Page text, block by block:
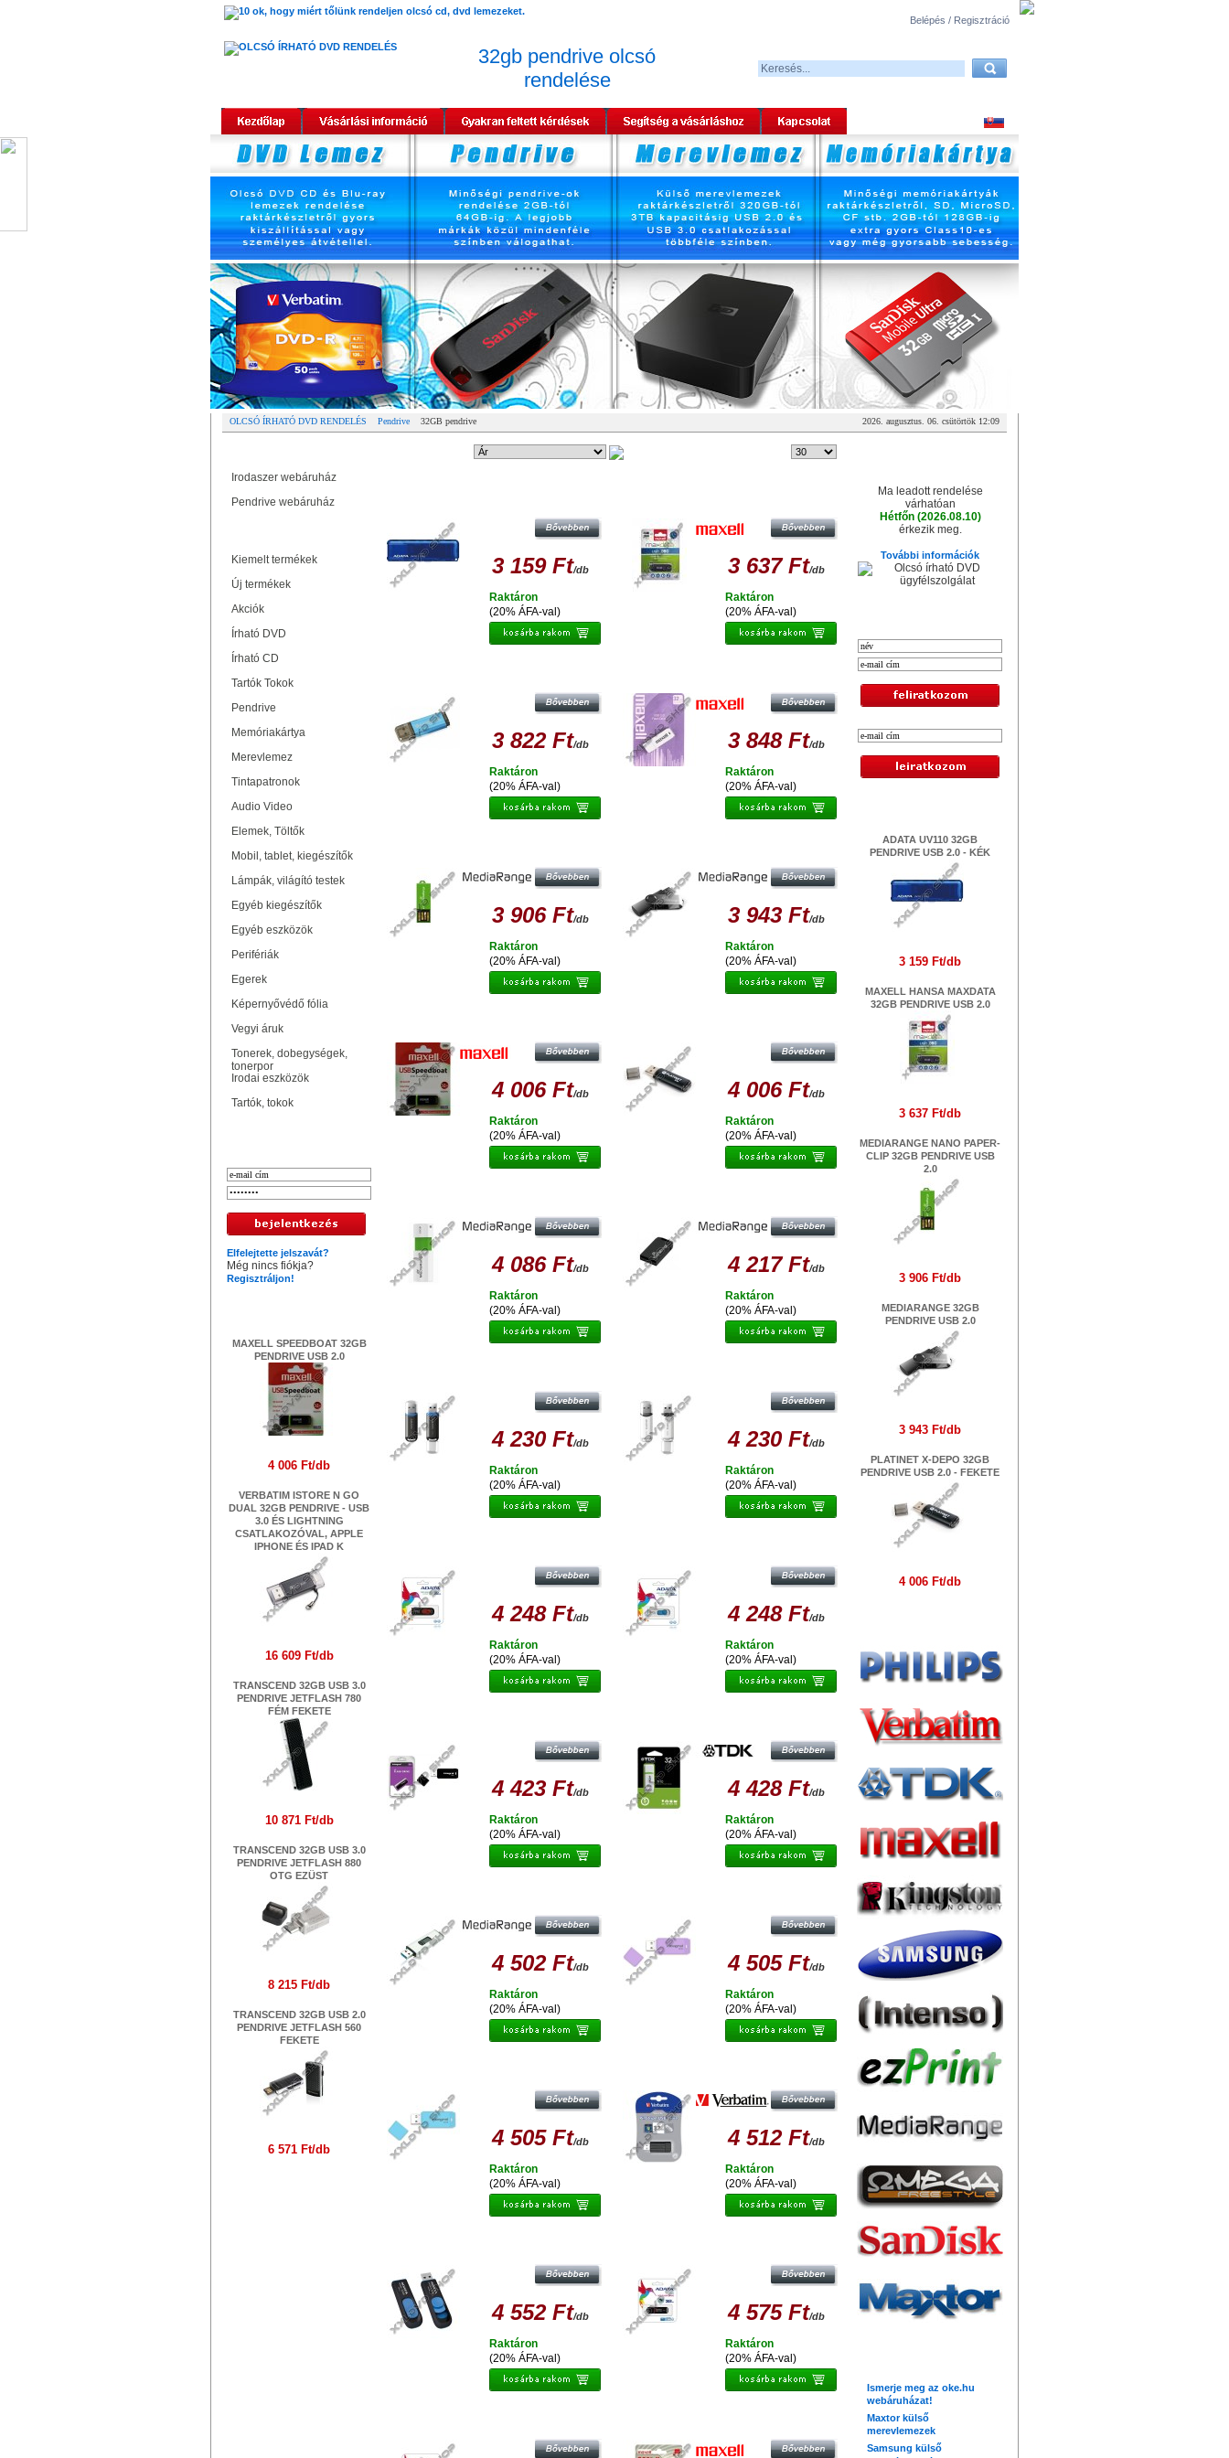
Belépés / Regisztráció
32gb pendrive olcsó
rendelése
OLCSÓ ÍRHATÓ DVD RENDELÉS Pendrive 32GB pendrive 2026. augusztus. 06. csütörtök 12:09
Irodaszer webáruház
Pendrive webáruház
Kiemelt termékek
Új termékek
Akciók
Írható DVD
Írható CD
Tartók Tokok
Pendrive
Memóriakártya
Merevlemez
Tintapatronok
Audio Video
Elemek, Töltők
Mobil, tablet, kiegészítők
Lámpák, világító testek
Egyéb kiegészítők
Egyéb eszközök
Perifériák
Egerek
Képernyővédő fólia
Vegyi áruk
Tonerek, dobegységek,
tonerpor
Irodai eszközök
Tartók, tokok
Elfelejtette jelszavát?
Még nincs fiókja?
Regisztráljon!
MAXELL SPEEDBOAT 32GB
PENDRIVE USB 2.0
4 006 Ft/db
VERBATIM ISTORE N GO
DUAL 32GB PENDRIVE - USB
3.0 ÉS LIGHTNING
CSATLAKOZÓVAL, APPLE
IPHONE ÉS IPAD K
16 609 Ft/db
TRANSCEND 32GB USB 3.0
PENDRIVE JETFLASH 780
FÉM FEKETE
10 871 Ft/db
TRANSCEND 32GB USB 3.0
PENDRIVE JETFLASH 880
OTG EZÜST
8 215 Ft/db
TRANSCEND 32GB USB 2.0
PENDRIVE JETFLASH 560
FEKETE
6 571 Ft/db
3 159 Ft/db
(20% ÁFA-val)
Raktáron
3 637 Ft/db
(20% ÁFA-val)
Raktáron
3 822 Ft/db
(20% ÁFA-val)
Raktáron
3 848 Ft/db
(20% ÁFA-val)
Raktáron
3 906 Ft/db
(20% ÁFA-val)
Raktáron
3 943 Ft/db
(20% ÁFA-val)
Raktáron
4 006 Ft/db
(20% ÁFA-val)
Raktáron
4 006 Ft/db
(20% ÁFA-val)
Raktáron
4 086 Ft/db
(20% ÁFA-val)
Raktáron
4 217 Ft/db
(20% ÁFA-val)
Raktáron
4 230 Ft/db
(20% ÁFA-val)
Raktáron
4 230 Ft/db
(20% ÁFA-val)
Raktáron
4 248 Ft/db
(20% ÁFA-val)
Raktáron
4 248 Ft/db
(20% ÁFA-val)
Raktáron
4 423 Ft/db
(20% ÁFA-val)
Raktáron
4 428 Ft/db
(20% ÁFA-val)
Raktáron
4 502 Ft/db
(20% ÁFA-val)
Raktáron
4 505 Ft/db
(20% ÁFA-val)
Raktáron
4 505 Ft/db
(20% ÁFA-val)
Raktáron
4 512 Ft/db
(20% ÁFA-val)
Raktáron
4 552 Ft/db
(20% ÁFA-val)
Raktáron
4 575 Ft/db
(20% ÁFA-val)
Raktáron
Ma leadott rendelése
várhatóan
Hétfőn (2026.08.10)
érkezik meg.
További információk
ADATA UV110 32GB
PENDRIVE USB 2.0 - KÉK
3 159 Ft/db
MAXELL HANSA MAXDATA
32GB PENDRIVE USB 2.0
3 637 Ft/db
MEDIARANGE NANO PAPER-
CLIP 32GB PENDRIVE USB
2.0
3 906 Ft/db
MEDIARANGE 32GB
PENDRIVE USB 2.0
3 943 Ft/db
PLATINET X-DEPO 32GB
PENDRIVE USB 2.0 - FEKETE
4 006 Ft/db
Ismerje meg az oke.hu
webáruházat!
Maxtor külső
merevlemezek
Samsung külső